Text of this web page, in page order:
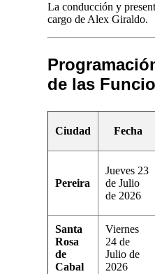
La conducción y
cargo de Alex Giraldo.
de las
Ciudad Fecha
Pereira
Jueves 23
de Julio
de 2026
Santa
Rosa
de
Cabal
Viernes
24 de
Julio de
2026